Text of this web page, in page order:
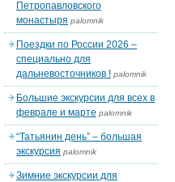
Петропавловского
монастыря palomnik
Поездки по России 2026 –
специально для
дальневосточников ! palomnik
Большие экскурсии для всех в
феврале и марте palomnik
“Татьянин день” – большая
экскурсия palomnik
Зимние экскурсии для